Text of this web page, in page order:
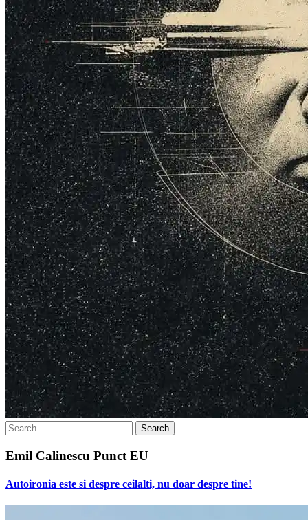
Search
for:
Emil Calinescu Punct EU
Autoironia este si despre ceilalti, nu doar despre tine!